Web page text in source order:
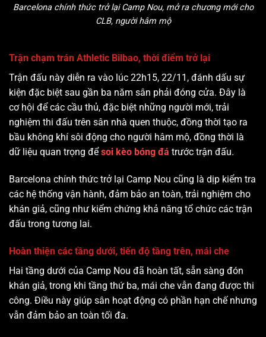
Barcelona chính thức trở lại Camp Nou, mở ra chương mới cho
CLB, người hâm mộ
Trận chạm trán Athletic Bilbao, thời điểm trở lại
Trận đấu này diễn ra vào lúc 22h15, 22/11, đánh dấu sự
kiện đặc biệt sau gần ba năm sân phải đóng cửa. Đây là
cơ hội để các cầu thủ, đặc biệt những người mới, trải
nghiệm thi đấu trên sân nhà quen thuộc, đồng thời tạo ra
bầu không khí sôi động cho người hâm mộ, đồng thời là
dữ liệu quan trọng để soi kèo bóng đá trước trận đấu.
Barcelona chính thức trở lại Camp Nou cũng là dịp kiểm tra
các hệ thống vận hành, đảm bảo an toàn, trải nghiệm cho
khán giả, cũng như kiểm chứng khả năng tổ chức các trận
đấu trong tương lai.
Hoàn thiện các tầng dưới, tiến độ tầng trên, mái che
Hai tầng dưới của Camp Nou đã hoàn tất, sẵn sàng đón
khán giả, trong khi tầng thứ ba, mái che vẫn đang được thi
công. Điều này giúp sân hoạt động có phần hạn chế nhưng
vẫn đảm bảo an toàn tối đa.